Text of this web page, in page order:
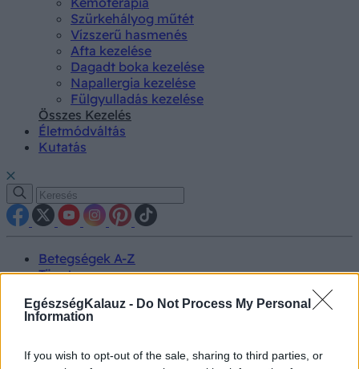
EgészségKalauz - Do Not Process My Personal
Information
If you wish to opt-out of the sale, sharing to third parties, or
Szürkehályog műtét
Vízszerű hasmenés
Afta kezelése
Dagadt boka kezelése
Napallergia kezelése
Fülgyulladás kezelése
Összes Kezelés
Életmódváltás
Kutatás
Betegségek A-Z
Tünet
Kezelés
Életmódváltás
Prevenció